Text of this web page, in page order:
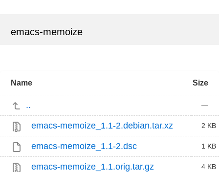
emacs-memoize
Name Size
.. —
emacs-memoize_1.1-2.debian.tar.xz 2 KB
emacs-memoize_1.1-2.dsc 1 KB
emacs-memoize_1.1.orig.tar.gz 4 KB